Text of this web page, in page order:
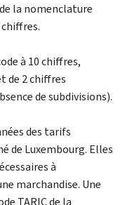
la nomenclature
à 10 chiffres,
de 2 chiffres
de subdivisions).
des tarifs
de Luxembourg. Elles
à
marchandise. Une
TARIC de la